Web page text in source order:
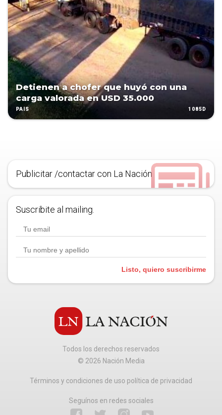
Detienen a chofer que huyó con una
carga valorada en USD 35.000
PAÍS 1085D
Publicitar /contactar con La Nación
Suscribite al mailing.
Listo, quiero suscribirme
Todos los derechos reservados
© 2026 Nación Media
Términos y condiciones de uso política de privacidad
Seguínos en redes sociales